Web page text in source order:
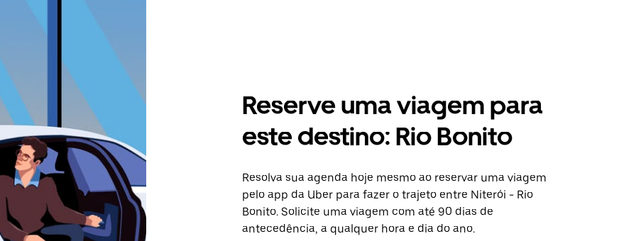
Reserve uma viagem para
este destino: Rio Bonito
Resolva sua agenda hoje mesmo ao reservar uma viagem
pelo app da Uber para fazer o trajeto entre Niterói - Rio
Bonito. Solicite uma viagem com até 90 dias de
antecedência, a qualquer hora e dia do ano.